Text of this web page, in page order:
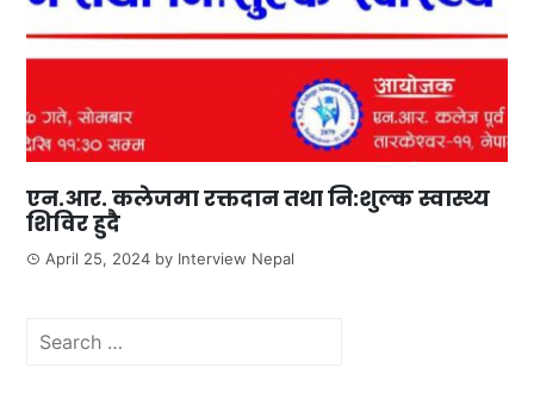
एन.आर. कलेजमा रक्तदान तथा नि:शुल्क स्वास्थ्य
शिविर हुदै
April 25, 2024 by Interview Nepal
Search